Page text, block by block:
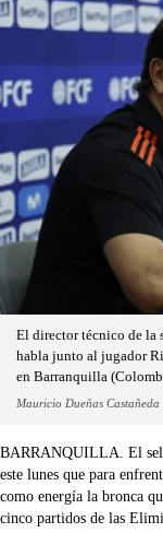
El director técnico de la
habla junto al jugador
en Barranquilla
Mauricio Dueñas Castañeda
BARRANQUILLA. El
este lunes que para
como energía la bronca
cinco partidos de las